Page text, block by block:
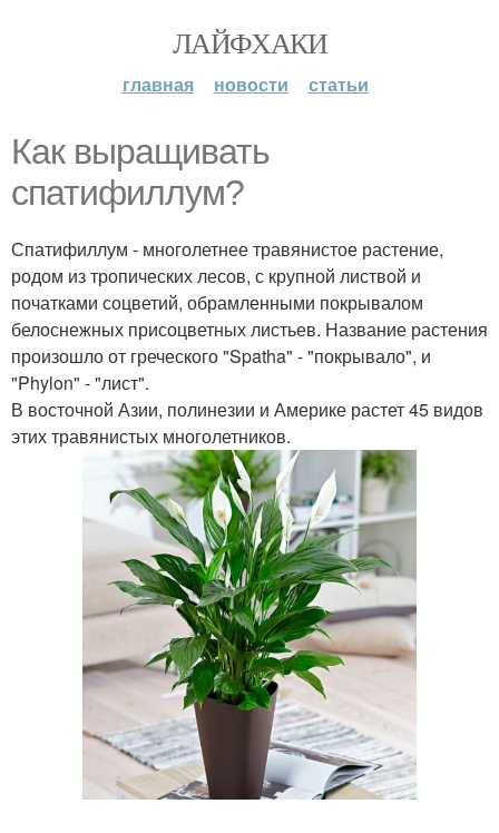
ЛАЙФХАКИ
главная новости статьи
Как выращивать
спатифиллум?
Спатифиллум - многолетнее травянистое растение,
родом из тропических лесов, с крупной листвой и
початками соцветий, обрамленными покрывалом
белоснежных присоцветных листьев. Название растения
произошло от греческого "Spatha" - "покрывало", и
"Phylon" - "лист".
В восточной Азии, полинезии и Америке растет 45 видов
этих травянистых многолетников.